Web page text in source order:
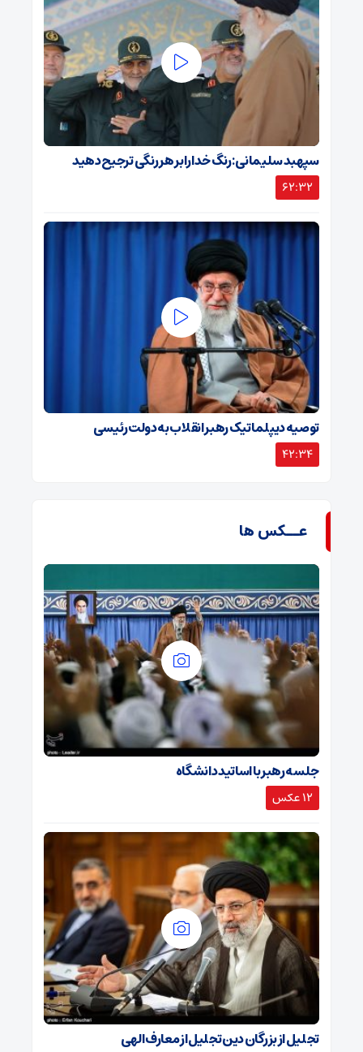
سپهبد سلیمانی: رنگ خدا را بر هر رنگی ترجیح دهید
62:32
توصیه دیپلماتیک رهبر انقلاب به دولت رئیسی
42:34
عــکس ها
جلسه رهبر با اساتید دانشگاه
12 عکس
تجلیل از بزرگان دین تجلیل از معارف الهی